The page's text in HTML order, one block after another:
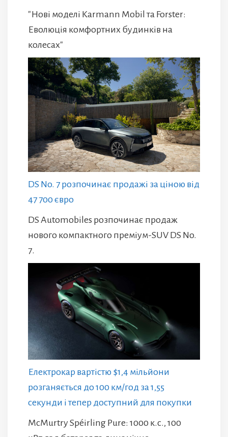
"Нові моделі Karmann Mobil та Forster:
Еволюція комфортних будинків на
колесах"
DS No. 7 розпочинає продажі за ціною від
47 700 євро
DS Automobiles розпочинає продаж
нового компактного преміум-SUV DS No.
7.
Електрокар вартістю $1,4 мільйони
розганяється до 100 км/год за 1,55
секунди і тепер доступний для покупки
McMurtry Spéirling Pure: 1000 к.с., 100